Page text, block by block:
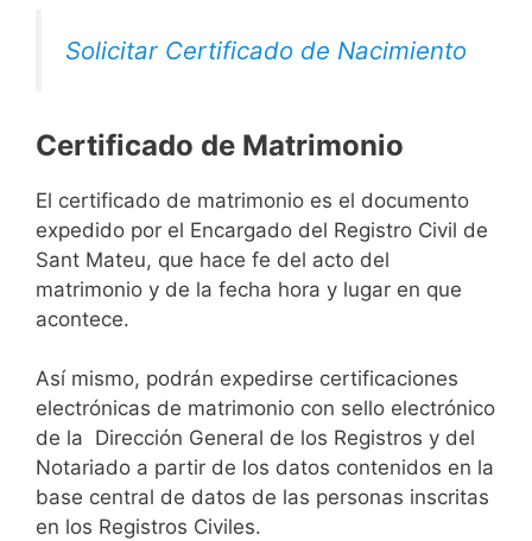
Solicitar Certificado de Nacimiento
Certificado de Matrimonio
El certificado de matrimonio es el documento
expedido por el Encargado del Registro Civil de
Sant Mateu, que hace fe del acto del
matrimonio y de la fecha hora y lugar en que
acontece.
Así mismo, podrán expedirse certificaciones
electrónicas de matrimonio con sello electrónico
de la Dirección General de los Registros y del
Notariado a partir de los datos contenidos en la
base central de datos de las personas inscritas
en los Registros Civiles.